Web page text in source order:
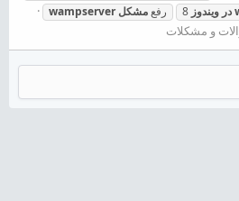
در ویندوز رفعمشکل wampserver
و مشکلات